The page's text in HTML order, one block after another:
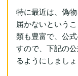
特に最近は、偽
届かないという
類も豊富で、公
すので、下記の
るようにしましょ